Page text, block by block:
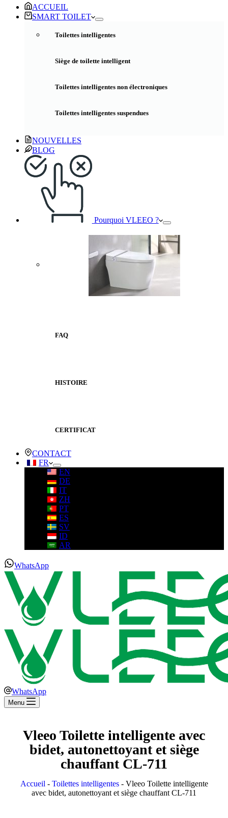
ACCUEIL
SMART TOILET
Toilettes intelligentes
Siège de toilette intelligent
Toilettes intelligentes non électroniques
Toilettes intelligentes suspendues
NOUVELLES
BLOG
Pourquoi VLEEO ?
FAQ
HISTOIRE
CERTIFICAT
CONTACT
FR
EN
DE
IT
ZH
PT
ES
SV
ID
AR
WhatsApp
WhatsApp
Menu
Vleeo Toilette intelligente avec
bidet, autonettoyant et siège
chauffant CL-711
Accueil - Toilettes intelligentes- Vleeo Toilette intelligente
avec bidet, autonettoyant et siège chauffant CL-711